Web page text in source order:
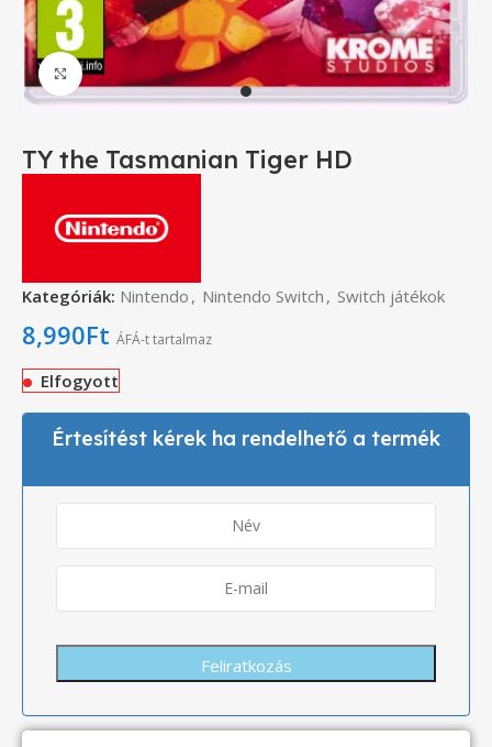
Click to enlarge
TY the Tasmanian Tiger HD
Kategóriák: Nintendo , Nintendo Switch , Switch játékok
8,990Ft ÁFÁ-t tartalmaz
Elfogyott
Értesítést kérek ha rendelhető a termék